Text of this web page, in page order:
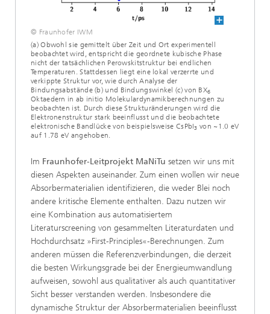
© Fraunhofer IWM
(a) Obwohl sie gemittelt über Zeit und Ort experimentell
beobachtet wird, entspricht die geordnete kubische Phase
nicht der tatsächlichen Perowskitstruktur bei endlichen
Temperaturen. Stattdessen liegt eine lokal verzerrte und
verkippte Struktur vor, wie durch Analyse der
Bindungsabstände (b) und Bindungswinkel (c) von BX6
Oktaedern in ab initio Molekulardynamikberechnungen zu
beobachten ist. Durch diese Strukturänderungen wird die
Elektronenstruktur stark beeinflusst und die beobachtete
elektronische Bandlücke von beispielsweise CsPbI3 von ~1.0 eV
auf 1.78 eV angehoben.
Im Fraunhofer-Leitprojekt MaNiTu setzen wir uns mit
diesen Aspekten auseinander. Zum einen wollen wir neue
Absorbermaterialien identifizieren, die weder Blei noch
andere kritische Elemente enthalten. Dazu nutzen wir
eine Kombination aus automatisiertem
Literaturscreening von gesammelten Literaturdaten und
Hochdurchsatz »First-Principles«-Berechnungen. Zum
anderen müssen die Referenzverbindungen, die derzeit
die besten Wirkungsgrade bei der Energieumwandlung
aufweisen, sowohl aus qualitativer als auch quantitativer
Sicht besser verstanden werden. Insbesondere die
dynamische Struktur der Absorbermaterialien beeinflusst